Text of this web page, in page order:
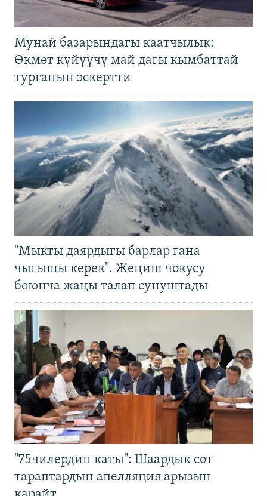
Мунай базарындагы каатчылык:
Өкмөт күйүүчү май дагы кымбаттай
турганын эскертти
"Мыкты даярдыгы барлар гана
чыгышы керек". Жеңиш чокусу
боюнча жаңы талап сунуштады
"75чилердин каты": Шаардык сот
тараптардын апелляция арызын